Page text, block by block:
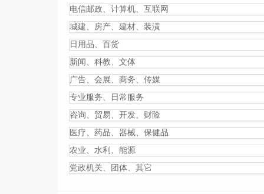
电信邮政、计算机、互联网
城建、房产、建材、装潢
日用品、百货
新闻、科教、文体
广告、会展、商务、传媒
专业服务、日常服务
咨询、贸易、开发、财险
医疗、药品、器械、保健品
农业、水利、能源
党政机关、团体、其它